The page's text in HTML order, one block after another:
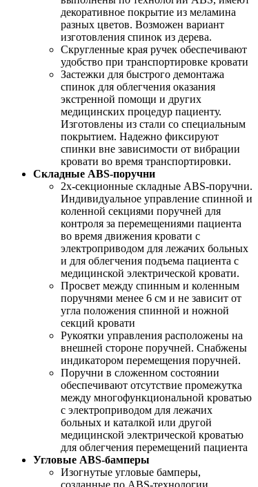
декоративное покрытие из меламина
разных цветов. Возможен вариант
изготовления спинок из дерева.
Скругленные края ручек обеспечивают
удобство при транспортировке кровати
Застежки для быстрого демонтажа
спинок для облегчения оказания
экстренной помощи и других
медицинских процедур пациенту.
Изготовлены из стали со специальным
покрытием. Надежно фиксируют
спинки вне зависимости от вибрации
кровати во время транспортировки.
Складные ABS-поручни
2х-секционные складные ABS-поручни.
Индивидуальное управление спинной и
коленной секциями поручней для
контроля за перемещениями пациента
во время движения кровати с
электроприводом для лежачих больных
и для облегчения подъема пациента с
медицинской электрической кровати.
Просвет между спинным и коленным
поручнями менее 6 см и не зависит от
угла положения спинной и ножной
секций кровати
Рукоятки управления расположены на
внешней стороне поручней. Снабжены
индикатором перемещения поручней.
Поручни в сложенном состоянии
обеспечивают отсутствие промежутка
между многофункциональной кроватью
с электроприводом для лежачих
больных и каталкой или другой
медицинской электрической кроватью
для облегчения перемещений пациента
Угловые ABS-бамперы
Изогнутые угловые бамперы,